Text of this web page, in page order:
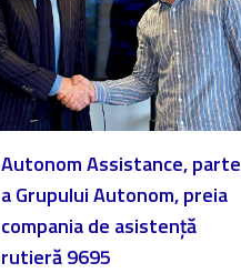
Autonom Assistance, parte
a Grupului Autonom, preia
compania de asistență
rutieră 9695